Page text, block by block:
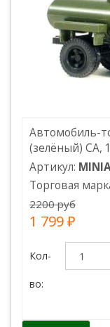
Автомобиль-
(зелёный) СА,
Артикул:
Торговая
2200 руб
1 799 ₽
Кол-
во: